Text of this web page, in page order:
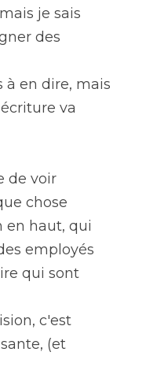
je sais
des
à en dire, mais
va
de voir
chose
en haut, qui
employés
qui sont
c'est
(et